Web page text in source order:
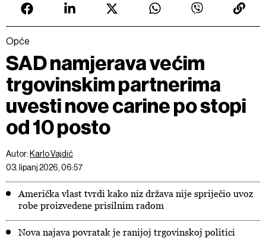
Opće
SAD namjerava većim
trgovinskim partnerima
uvesti nove carine po stopi
od 10 posto
Autor: Karlo Vajdić
03. lipanj 2026, 06:57
Američka vlast tvrdi kako niz država nije spriječio uvoz
robe proizvedene prisilnim radom
Nova najava povratak je ranijoj trgovinskoj politici